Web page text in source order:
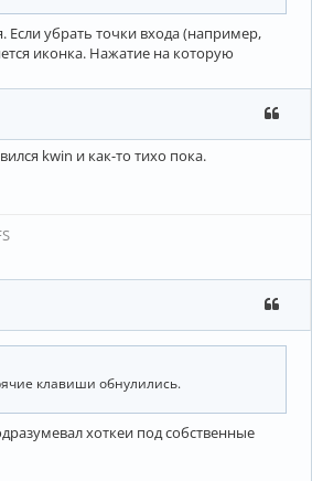
Если убрать точки входа (например,
иконка. Нажатие на которую
kwin и как-то тихо пока.
клавиши обнулились.
хоткеи под собственные